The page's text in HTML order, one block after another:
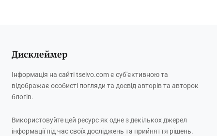
Дисклеймер
Інформація на сайті tseivo.com є суб'єктивною та
відображає особисті погляди та досвід авторів та авторок
блогів.
Використовуйте цей ресурс як одне з декількох джерел
інформації під час своїх досліджень та прийняття рішень.